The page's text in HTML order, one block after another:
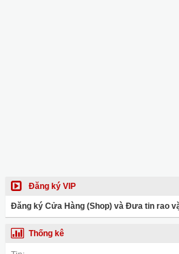
Đăng ký VIP
Đăng ký Cửa Hàng (Shop) và Đưa tin rao
Thống kê